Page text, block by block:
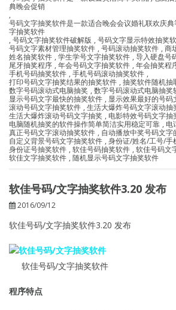
典晚会促销
,
号码文字抽奖软件是一款适合晚会会议婚礼联欢庆
字抽奖软件
, 号码文字抽奖软件破解版 , 号码文字显示特效抽奖
号码文字素材管理抽奖软件 , 号码滚动抽奖软件 , 商
姓名抽奖软件 , 学生学号文字抽奖软件 , 导入硬盘号
尾牙抽奖程序 , 年会号码文字抽奖软件 , 年会抽奖程
手机号码抽奖软件 , 手机号码滚动抽奖软件 ,
打印号码文字抽奖结果的抽奖软件 , 抽奖软件随机抽
数字号码滚动式电脑抽奖 , 数字号码滚动式电脑抽奖
显示号码文字最快的抽奖软件 , 显示效果最好的号码
滚动号码文字抽奖软件 , 生活大爆炸号码文字滚动抽
生活大爆炸滚动号码文字抽奖 , 电影特效号码文字抽
电脑随机抽奖的软件操作简单简洁实用稳定可靠 , 电
真正号码文字滚动抽奖软件 , 自动播放中奖号码文字
自定义背景号码文字抽奖软件 , 身份证/姓名/工号/手
身份证号抽奖软件 , 软佳号码抽奖软件 , 软佳号码文
软佳文字抽奖软件 , 随机显示号码文字抽奖软件
软佳号码/文字抽奖软件3.20 发布
2016/09/12
软佳号码/文字抽奖软件3.20 发布
软佳号码/文字抽奖软件
程序特点